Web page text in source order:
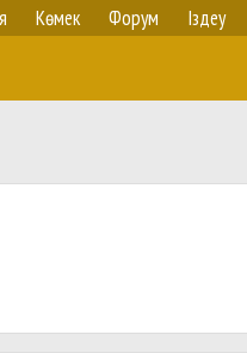
Көмек Форум Іздеу